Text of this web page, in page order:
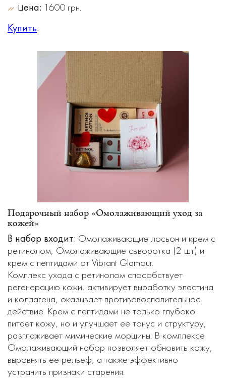
Цена: 1600 грн.
Купить.
Подарочный набор «Омолаживающий уход за
кожей»
В набор входит: Омолаживающие лосьон и крем с
ретинолом, Омолаживающие сыворотка (2 шт) и
крем с пептидами от Vibrant Glamour.
Комплекс ухода с ретинолом способствует
регенерацию кожи, активирует выработку эластина
и коллагена, оказывает противовоспалительное
действие. Крем с пептидами не только глубоко
питает кожу, но и улучшает ее тонус и структуру,
разглаживает мимические морщины. В комплексе
Омолаживающий набор позволяет обновить кожу,
выровнять ее рельеф, а также эффективно
устранить признаки старения.